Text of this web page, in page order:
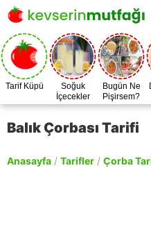
Tarif Küpü
Soğuk
İçecekler
Bugün Ne
Pişirsem?
Balık Çorbası Tarifi
Anasayfa / Tarifler / Çorba